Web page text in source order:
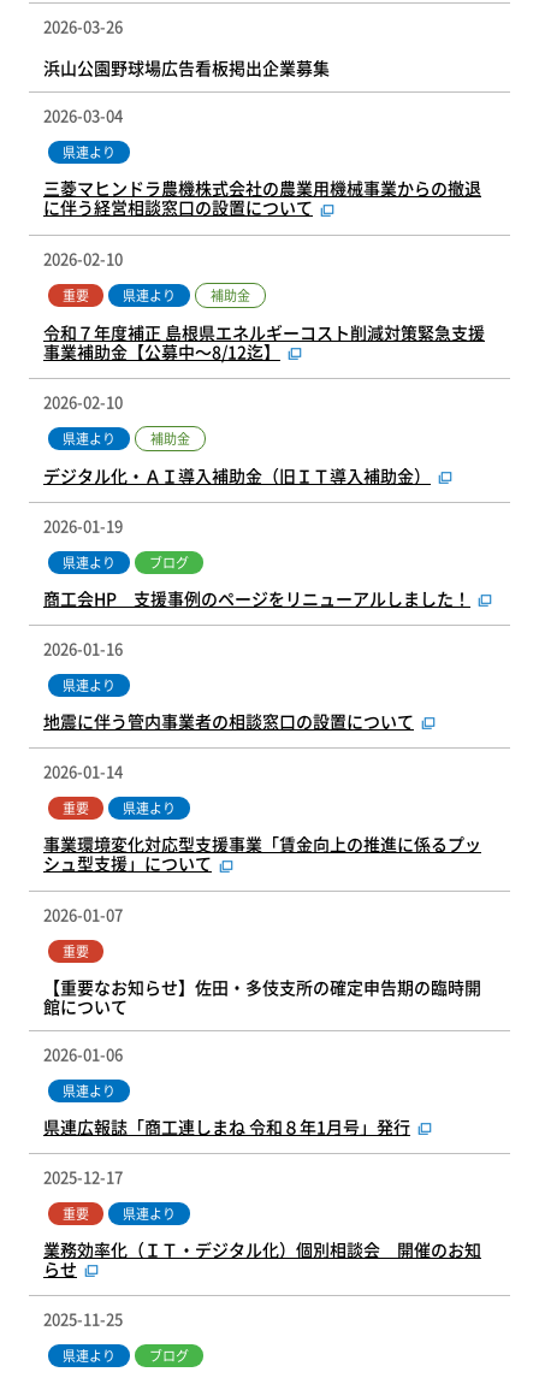
2026-03-26
浜山公園野球場広告看板掲出企業募集
2026-03-04
県連より
三菱マヒンドラ農機株式会社の農業用機械事業からの撤退
に伴う経営相談窓口の設置について
2026-02-10
重要 県連より 補助金
令和７年度補正 島根県エネルギーコスト削減対策緊急支援
事業補助金【公募中～8/12迄】
2026-02-10
県連より 補助金
デジタル化・ＡＩ導入補助金（旧ＩＴ導入補助金）
2026-01-19
県連より ブログ
商工会HP 支援事例のページをリニューアルしました！
2026-01-16
県連より
地震に伴う管内事業者の相談窓口の設置について
2026-01-14
重要 県連より
事業環境変化対応型支援事業「賃金向上の推進に係るプッ
シュ型支援」について
2026-01-07
重要
【重要なお知らせ】佐田・多伎支所の確定申告期の臨時開
館について
2026-01-06
県連より
県連広報誌「商工連しまね 令和８年1月号」発行
2025-12-17
重要 県連より
業務効率化（ＩＴ・デジタル化）個別相談会 開催のお知
らせ
2025-11-25
県連より ブログ